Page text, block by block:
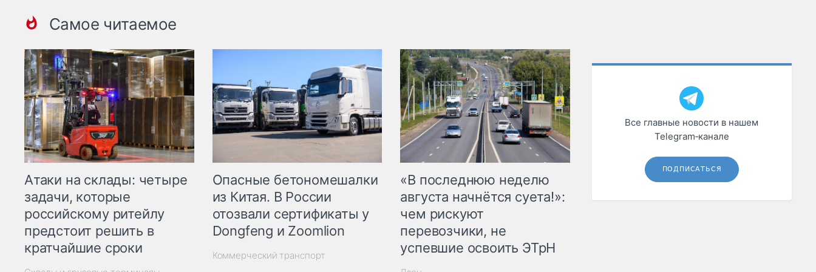
Самое читаемое
Атаки на склады: четыре
задачи, которые
российскому ритейлу
предстоит решить в
кратчайшие сроки
Опасные бетономешалки
из Китая. В России
отозвали сертификаты у
Dongfeng и Zoomlion
Коммерческий транспорт
«В последнюю неделю
августа начнётся суета!»:
чем рискуют
перевозчики, не
успевшие освоить ЭТрН
Все главные новости в нашем
Telegram‑канале
ПОДПИСАТЬСЯ